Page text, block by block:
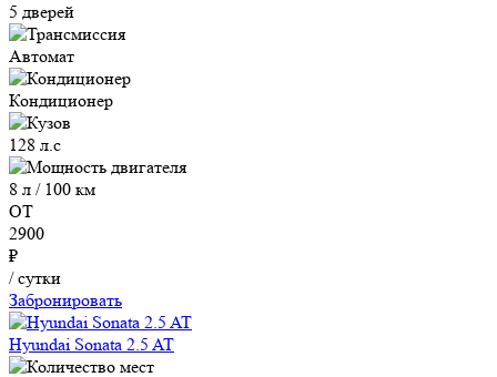
5 дверей
Автомат
Кондиционер
128 л.с
8 л / 100 км
ОТ
2900
₽
/ сутки
Забронировать
Hyundai Sonata 2.5 AT